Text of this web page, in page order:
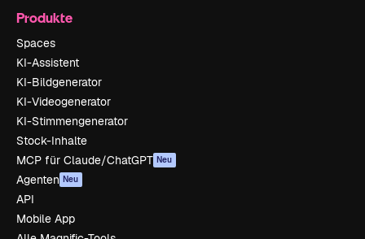
Produkte
Spaces
KI-Assistent
KI-Bildgenerator
KI-Videogenerator
KI-Stimmengenerator
Stock-Inhalte
MCP für Claude/ChatGPT Neu
Agenten Neu
API
Mobile App